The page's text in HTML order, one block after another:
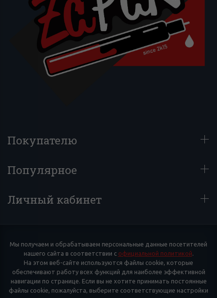
Покупателю
Популярное
Личный кабинет
Мы получаем и обрабатываем персональные данные посетителей
нашего сайта в соответствии с официальной политикой.
На этом веб-сайте используются файлы cookie, которые
обеспечивают работу всех функций для наиболее эффективной
навигации по странице. Если вы не хотите принимать постоянные
файлы cookie, пожалуйста, выберите соответствующие настройки